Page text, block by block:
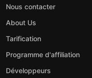
Nous contacter
About Us
Tarification
Programme d'affiliation
Développeurs